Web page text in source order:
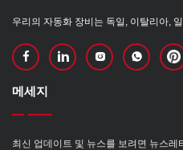
우리의 자동화 장비는 독일, 이탈리아,
메세지
최신 업데이트 및 뉴스를 보려면 뉴스레